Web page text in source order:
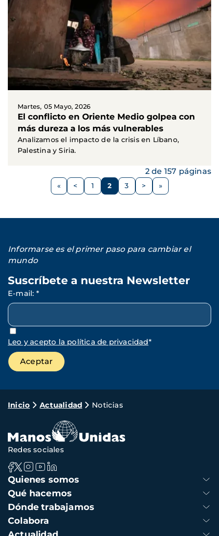
Martes, 05 Mayo, 2026
El conflicto en Oriente Medio golpea con
más dureza a los más vulnerables
Analizamos el impacto de la crisis en Líbano,
Palestina y Siria.
Paginación
Página
< Página
1 Página
2 Página
3
Siguiente
>
2 de 157 páginas
Informarse es el primer paso para cambiar el
mundo
Suscríbete a nuestra Newsletter
E-mail: *
Leo y acepto la política de privacidad*
Ruta
navegación
Inicio Actualidad Noticias
Navegación
principal
Quienes somos
Qué hacemos
Dónde trabajamos
Colabora
Redes sociales